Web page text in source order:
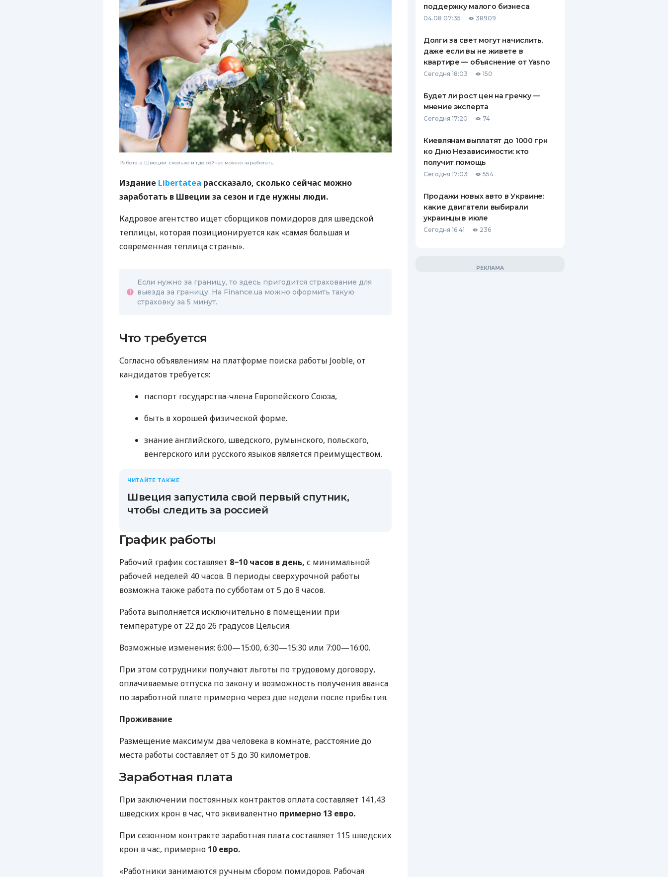
ПУТЕВОДИТЕЛИ ПО
БАНКОВСКИМ КАРТАМ
ПУТЕВОДИТЕЛИ ПО
ВСЕ СТРАХОВЫЕ ПОЛИСЫ
СТРАХОВЫЕ КОМПАНИИ
КОМПАНИЯХ
Работа в Швеции: сколько и где сейчас можно заработать
Издание Libertatea рассказало, сколько сейчас можно
заработать в Швеции за сезон и где нужны люди.
Кадровое агентство ищет сборщиков помидоров для шведской
теплицы, которая позиционируется как «самая большая и
современная теплица страны».
Если нужно за границу, то здесь пригодится страхование для
выезда за границу. На Finance.ua можно оформить такую ​​
страховку за 5 минут.
Что требуется
Согласно объявлениям на платформе поиска работы Jooble, от
кандидатов требуется:
паспорт государства-члена Европейского Союза,
быть в хорошей физической форме.
знание английского, шведского, румынского, польского,
венгерского или русского языков является преимуществом.
ЧИТАЙТЕ ТАКЖЕ
Швеция запустила свой первый спутник,
чтобы следить за россией
График работы
Рабочий график составляет 8−10 часов в день, с минимальной
рабочей неделей 40 часов. В периоды сверхурочной работы
возможна также работа по субботам от 5 до 8 часов.
Работа выполняется исключительно в помещении при
температуре от 22 до 26 градусов Цельсия.
Возможные изменения: 6:00—15:00, 6:30—15:30 или 7:00—16:00.
При этом сотрудники получают льготы по трудовому договору,
оплачиваемые отпуска по закону и возможность получения аванса
по заработной плате примерно через две недели после прибытия.
Проживание
Размещение максимум два человека в комнате, расстояние до
места работы составляет от 5 до 30 километров.
Заработная плата
При заключении постоянных контрактов оплата составляет 141,43
шведских крон в час, что эквивалентно примерно 13 евро.
При сезонном контракте заработная плата составляет 115 шведских
крон в час, примерно 10 евро.
«Работники занимаются ручным сбором помидоров. Рабочая
поддержку малого бизнеса
04.08 07:35 38909
Долги за свет могут начислить,
даже если вы не живете в
квартире — объяснение от Yasno
Сегодня 18:03 150
Будет ли рост цен на гречку —
мнение эксперта
Сегодня 17:20 74
Киевлянам выплатят до 1000 грн
ко Дню Независимости: кто
получит помощь
Сегодня 17:03 554
Продажи новых авто в Украине:
какие двигатели выбирали
украинцы в июле
Сегодня 16:41 236